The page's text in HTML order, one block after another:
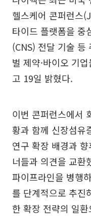
헬스케어 콘퍼런스
타이드 플랫폼을 중
(CNS) 전달 기술 등
벌 제약·바이오 기
고 19일 밝혔다.
이번 콘퍼런스에서
황과 함께 신장섬유
연구 확장 배경과
너들과 의견을 교환
파이프라인을 병행
를 단계적으로 추진
한 확장 전략의 일